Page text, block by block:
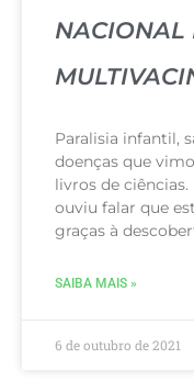
NACIONAL
Paralisia infantil,
doenças que
livros de
ouviu falar que
graças à
SAIBA MAIS »
6 de outubro de 2021